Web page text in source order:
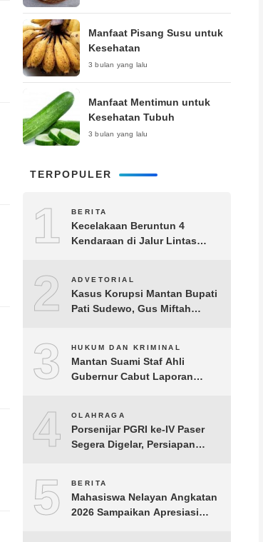
Manfaat Pisang Susu untuk
Kesehatan
3 bulan yang lalu
Manfaat Mentimun untuk
Kesehatan Tubuh
3 bulan yang lalu
TERPOPULER
1 BERITA
Kecelakaan Beruntun 4
Kendaraan di Jalur Lintas
2 ADVETORIAL
Kasus Korupsi Mantan Bupati
Pati Sudewo, Gus Miftah
3 HUKUM DAN KRIMINAL
Mantan Suami Staf Ahli
Gubernur Cabut Laporan
4 OLAHRAGA
Porsenijar PGRI ke-IV Paser
Segera Digelar, Persiapan
5 BERITA
Mahasiswa Nelayan Angkatan
2026 Sampaikan Apresiasi